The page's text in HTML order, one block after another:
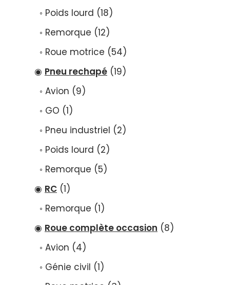
Poids lourd 18
Remorque 12
Roue motrice 54
Pneu rechapé 19
Avion
9
GO 1
Pneu industriel
2
Poids lourd
2
Remorque 5
RC 1
Remorque 1
Roue complète occasion
8
Avion
4
Génie civil 1